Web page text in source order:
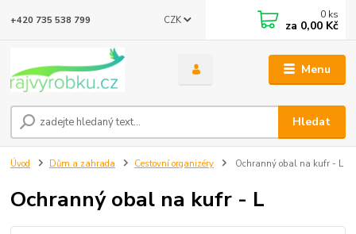
Menu
CZK
Hledat
+420 735 538 799 0 ks
za 0,00 Kč
Úvod Dům a zahrada Cestovní organizéry Ochranný obal na kufr - L
Ochranný obal na kufr - L